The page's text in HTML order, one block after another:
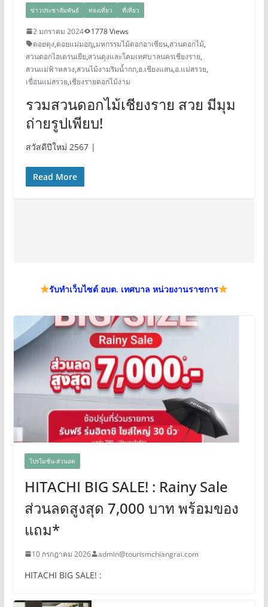
ข่าวประชาสัมพันธ์ ท่องเที่ยว ที่เที่ยว
2 มกราคม 2024
1778 Views
ดอยตุง,ดอยแม่มอญ,มหกรรมไม้ดอกอาเซียน,สวนดอกไม้,
สวนดอกไฮเดรนเยีย,สวนตุงและโคมเทศบาลนครเชียงราย,
สวนแม่ฟ้าหลวง,สวนไม้งามริมน้ำกก,อ.เชียงแสน,อ.แม่สรวย,
เขื่อนแม่สรวย,เชียงรายดอกไม้งาม
รวมสวนดอกไม้เชียงราย สวย มีมุม
ถ่ายรูปเพียบ!
สวัสดีปีใหม่ 2567 |
Read More
รับทำเว็บไซต์ อบต. เทศบาล หน่วยงานราชการ
โปรโมชั่น-ส่วนลด
HITACHI BIG SALE! : Rainy Sale
ส่วนลดสูงสุด 7,000 บาท พร้อมของ
แถม*
10 กรกฎาคม 2026 admin@tourismchiangrai.com
HITACHI BIG SALE! :